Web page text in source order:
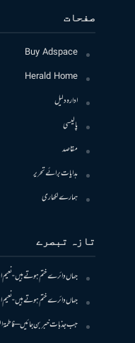
صفحات
Buy Adspace
Herald Home
ادارہ دلیل
پالیسی
مقاصد
ہدایات برائے تحریر
ہمارے لکھاری
تازہ تبصرے
جہاں دائرے ختم ہوتے ہیں- نعیم
جہاں دائرے ختم ہوتے ہیں- نعیم
جب جذبات خبر بن جائیں –